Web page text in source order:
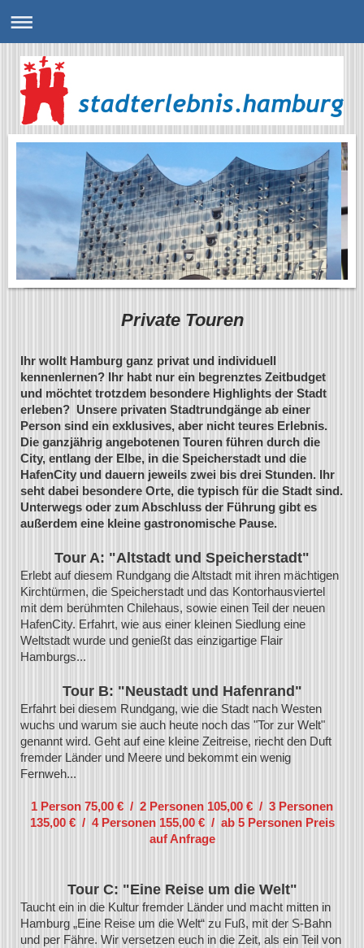
Private Touren
Ihr wollt Hamburg ganz privat und individuell
kennenlernen? Ihr habt nur ein begrenztes Zeitbudget
und möchtet trotzdem besondere Highlights der Stadt
erleben? Unsere privaten Stadtrundgänge ab einer
Person sind ein exklusives, aber nicht teures Erlebnis.
Die ganzjährig angebotenen Touren führen durch die
City, entlang der Elbe, in die Speicherstadt und die
HafenCity und dauern jeweils zwei bis drei Stunden. Ihr
seht dabei besondere Orte, die typisch für die Stadt sind.
Unterwegs oder zum Abschluss der Führung gibt es
außerdem eine kleine gastronomische Pause.
Tour A: "Altstadt und Speicherstadt"
Erlebt auf diesem Rundgang die Altstadt mit ihren mächtigen
Kirchtürmen, die Speicherstadt und das Kontorhausviertel
mit dem berühmten Chilehaus, sowie einen Teil der neuen
HafenCity. Erfahrt, wie aus einer kleinen Siedlung eine
Weltstadt wurde und genießt das einzigartige Flair
Hamburgs...
Tour B: "Neustadt und Hafenrand"
Erfahrt bei diesem Rundgang, wie die Stadt nach Westen
wuchs und warum sie auch heute noch das "Tor zur Welt"
genannt wird. Geht auf eine kleine Zeitreise, riecht den Duft
fremder Länder und Meere und bekommt ein wenig
Fernweh...
1 Person 75,00 € / 2 Personen 105,00 € / 3 Personen
135,00 € / 4 Personen 155,00 € / ab 5 Personen Preis
auf Anfrage
Tour C: "Eine Reise um die Welt"
Taucht ein in die Kultur fremder Länder und macht mitten in
Hamburg „Eine Reise um die Welt“ zu Fuß, mit der S-Bahn
und per Fähre. Wir versetzen euch in die Zeit, als ein Teil von